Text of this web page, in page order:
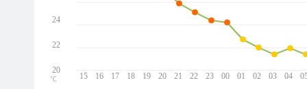
15 16 17 18 19 20 21 22 23 00 01 02 03 04
24
22
20
℃